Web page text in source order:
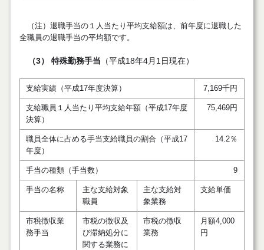
（注）退職手当の１人当たり平均支給額は、前年度に退職した
全職員の退職手当の平均額です。
（3） 特殊勤務手当 （平成18年4月1日現在）
支給実績（平成17年度決算） 7,169千円
支給職員１人当たり平均支給年額（平成17年度
決算）
75,469円
職員全体に占める手当支給職員の割合（平成17
年度）
14.2％
手当の種類（手当数） 9
手当の名称
主な支給対象
職員
主な支給対
象業務
支給単価
市税徴収業
務手当
市税の徴収及
び滞納処分に
関する業務に
市税の徴収
業務
月額4,000
円